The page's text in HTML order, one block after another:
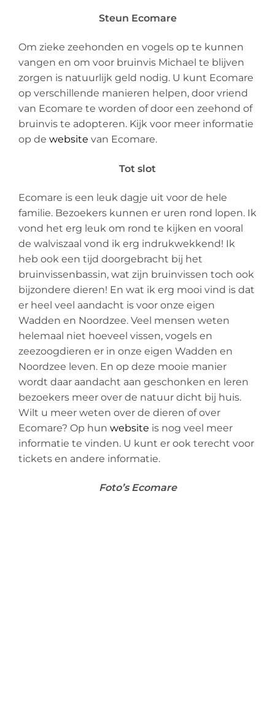
Steun Ecomare
Om zieke zeehonden en vogels op te kunnen
vangen en om voor bruinvis Michael te blijven
zorgen is natuurlijk geld nodig. U kunt Ecomare
op verschillende manieren helpen, door vriend
van Ecomare te worden of door een zeehond of
bruinvis te adopteren. Kijk voor meer informatie
op de website van Ecomare.
Tot slot
Ecomare is een leuk dagje uit voor de hele
familie. Bezoekers kunnen er uren rond lopen. Ik
vond het erg leuk om rond te kijken en vooral
de walviszaal vond ik erg indrukwekkend! Ik
heb ook een tijd doorgebracht bij het
bruinvissenbassin, wat zijn bruinvissen toch ook
bijzondere dieren! En wat ik erg mooi vind is dat
er heel veel aandacht is voor onze eigen
Wadden en Noordzee. Veel mensen weten
helemaal niet hoeveel vissen, vogels en
zeezoogdieren er in onze eigen Wadden en
Noordzee leven. En op deze mooie manier
wordt daar aandacht aan geschonken en leren
bezoekers meer over de natuur dicht bij huis.
Wilt u meer weten over de dieren of over
Ecomare? Op hun website is nog veel meer
informatie te vinden. U kunt er ook terecht voor
tickets en andere informatie.
Foto’s Ecomare